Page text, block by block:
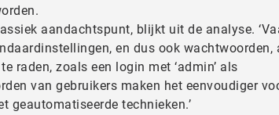
aandachtspunt, blijkt uit de analyse.
en dus ook wachtwoorden,
raden, zoals een login met ‘admin’ als
van gebruikers maken het eenvoudiger
geautomatiseerde technieken.’